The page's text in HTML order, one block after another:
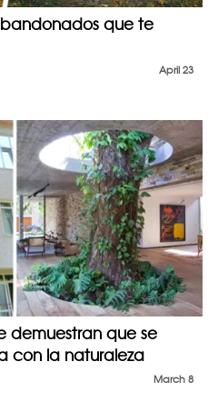
que te
April 23
demuestran que se
con la naturaleza
March 8